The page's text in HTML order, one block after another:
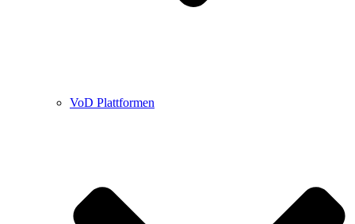
VoD Plattformen